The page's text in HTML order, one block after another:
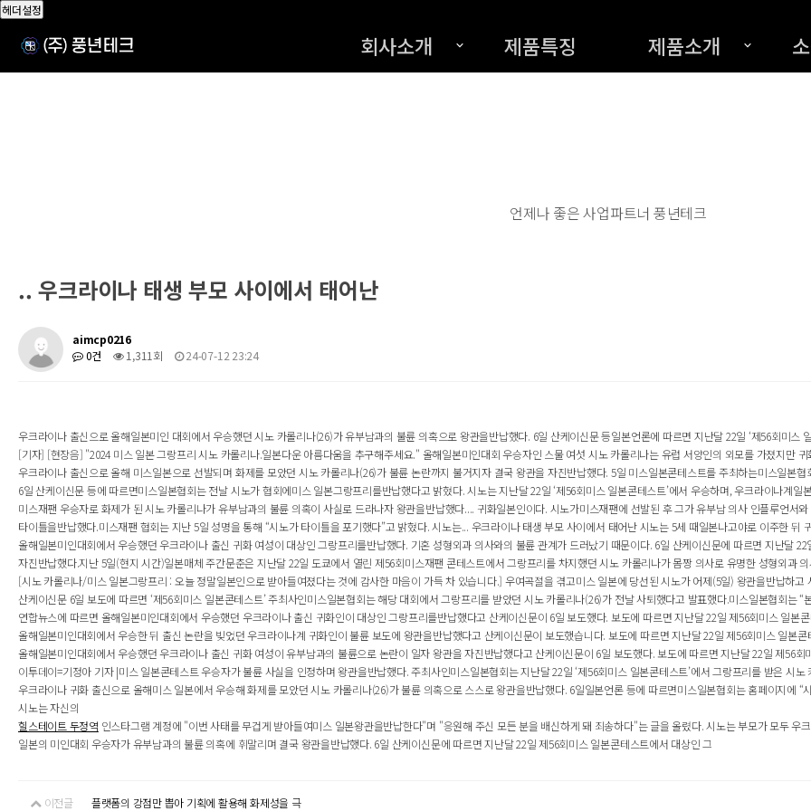
회사소개 제품특징 제품소개
헤더설정
언제나 좋은 사업파트너 풍년테크
.. 우크라이나 태생 부모 사이에서 태어난
aimcp0216
0건
1,311회 24-07-12 23:24
우크라이나 출신으로 올해일본미인 대회에서 우승했던 시노 카롤리나(26)가 유부남과의 불륜 의혹으로 왕관을반납했다. 6일 산케이신문 등일본언론에 따르면 지난달 22일 ‘제56회미스
[기자] [현장음] "2024 미스 일본 그랑프리 시노 카롤리나.일본다운 아름다움을 추구해주세요." 올해일본미인대회 우승자인 스물 여섯 시노 카롤리나는 유럽 서양인의 외모를 가졌지만
우크라이나 출신으로 올해 미스일본으로 선발되며 화제를 모았던 시노 카롤리나(26)가 불륜 논란까지 불거지자 결국 왕관을 자진반납했다. 5일 미스일본콘테스트를 주최하는미스일본협
6일 산케이신문 등에 따르면미스일본협회는 전날 시노가 협회에미스 일본그랑프리를반납했다고 밝혔다. 시노는 지난달 22일 ‘제56회미스 일본콘테스트’에서 우승하며, 우크라이나계일
미스재팬 우승자로 화제가 된 시노 카롤리나가 유부남과의 불륜 의혹이 사실로 드라나자 왕관을반납했다.... 귀화일본인이다. 시노가미스재팬에 선발된 후 그가 유부남 의사 인플루언서
타이틀을반납했다.미스재팬 협회는 지난 5일 성명을 통해 “시노가 타이틀을 포기했다”고 밝혔다. 시노는... 우크라이나 태생 부모 사이에서 태어난 시노는 5세 때일본나고야로 이주한 뒤
올해일본미인대회에서 우승했던 우크라이나 출신 귀화 여성이 대상인 그랑프리를반납했다. 기혼 성형외과 의사와의 불륜 관계가 드러났기 때문이다. 6일 산케이신문에 따르면 지난달 22
자진반납했다.지난 5일(현지 시간)일본매체 주간문춘은 지난달 22일 도쿄에서 열린 제56회미스재팬 콘테스트에서 그랑프리를 차지했던 시노 카롤리나가 몸짱 의사로 유명한 성형외과
[시노 카롤리나/미스 일본그랑프리 : 오늘 정말일본인으로 받아들여졌다는 것에 감사한 마음이 가득 차 있습니다.] 우여곡절을 겪고미스 일본에 당선된 시노가 어제(5일) 왕관을반납하고
산케이신문 6일 보도에 따르면 ‘제56회미스 일본콘테스트’ 주최사인미스일본협회는 해당 대회에서 그랑프리를 받았던 시노 카롤리나(26)가 전날 사퇴했다고 발표했다.미스일본협회는 “
연합뉴스에 따르면 올해일본미인대회에서 우승했던 우크라이나 출신 귀화인이 대상인 그랑프리를반납했다고 산케이신문이 6일 보도했다. 보도에 따르면 지난달 22일 제56회미스 일본
올해일본미인대회에서 우승한 뒤 출신 논란을 빚었던 우크라이나계 귀화인이 불륜 보도에 왕관을반납했다고 산케이신문이 보도했습니다. 보도에 따르면 지난달 22일 제56회미스 일본콘
올해일본미인대회에서 우승했던 우크라이나 출신 귀화 여성이 유부남과의 불륜으로 논란이 일자 왕관을 자진반납했다고 산케이신문이 6일 보도했다. 보도에 따르면 지난달 22일 제56회
이투데이=기정아 기자 |미스 일본콘테스트 우승자가 불륜 사실을 인정하며 왕관을반납했다. 주최사인미스일본협회는 지난달 22일 ‘제56회미스 일본콘테스트’에서 그랑프리를 받은 시노
우크라이나 귀화 출신으로 올해미스 일본에서 우승해 화제를 모았던 시노 카롤리나(26)가 불륜 의혹으로 스스로 왕관을반납했다. 6일일본언론 등에 따르면미스일본협회는 홈페이지에 “
시노는 자신의
힐스테이트 두정역 인스타그램 계정에 "이번 사태를 무겁게 받아들여미스 일본왕관을반납한다"며 "응원해 주신 모든 분을 배신하게 돼 죄송하다"는 글을 올렸다. 시노는 부모가 모두 우
일본의 미인대회 우승자가 유부남과의 불륜 의혹에 휘말리며 결국 왕관을반납했다. 6일 산케이신문에 따르면 지난달 22일 제56회미스 일본콘테스트에서 대상인 그
이전글 플랫폼의 강점만 뽑아 기획에 활용해 화제성을 극